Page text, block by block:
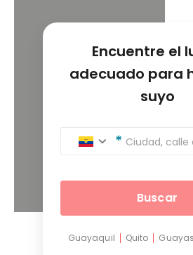
Encuentre el
adecuado para
suyo
Ciudad, calle o
Buscar
Guayaquil Quito Guayas